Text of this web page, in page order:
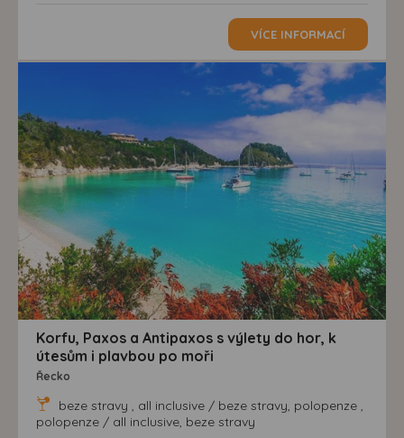
VÍCE INFORMACÍ
Korfu, Paxos a Antipaxos s výlety do hor, k
útesům i plavbou po moři
Řecko
beze stravy , all inclusive / beze stravy, polopenze ,
polopenze / all inclusive, beze stravy